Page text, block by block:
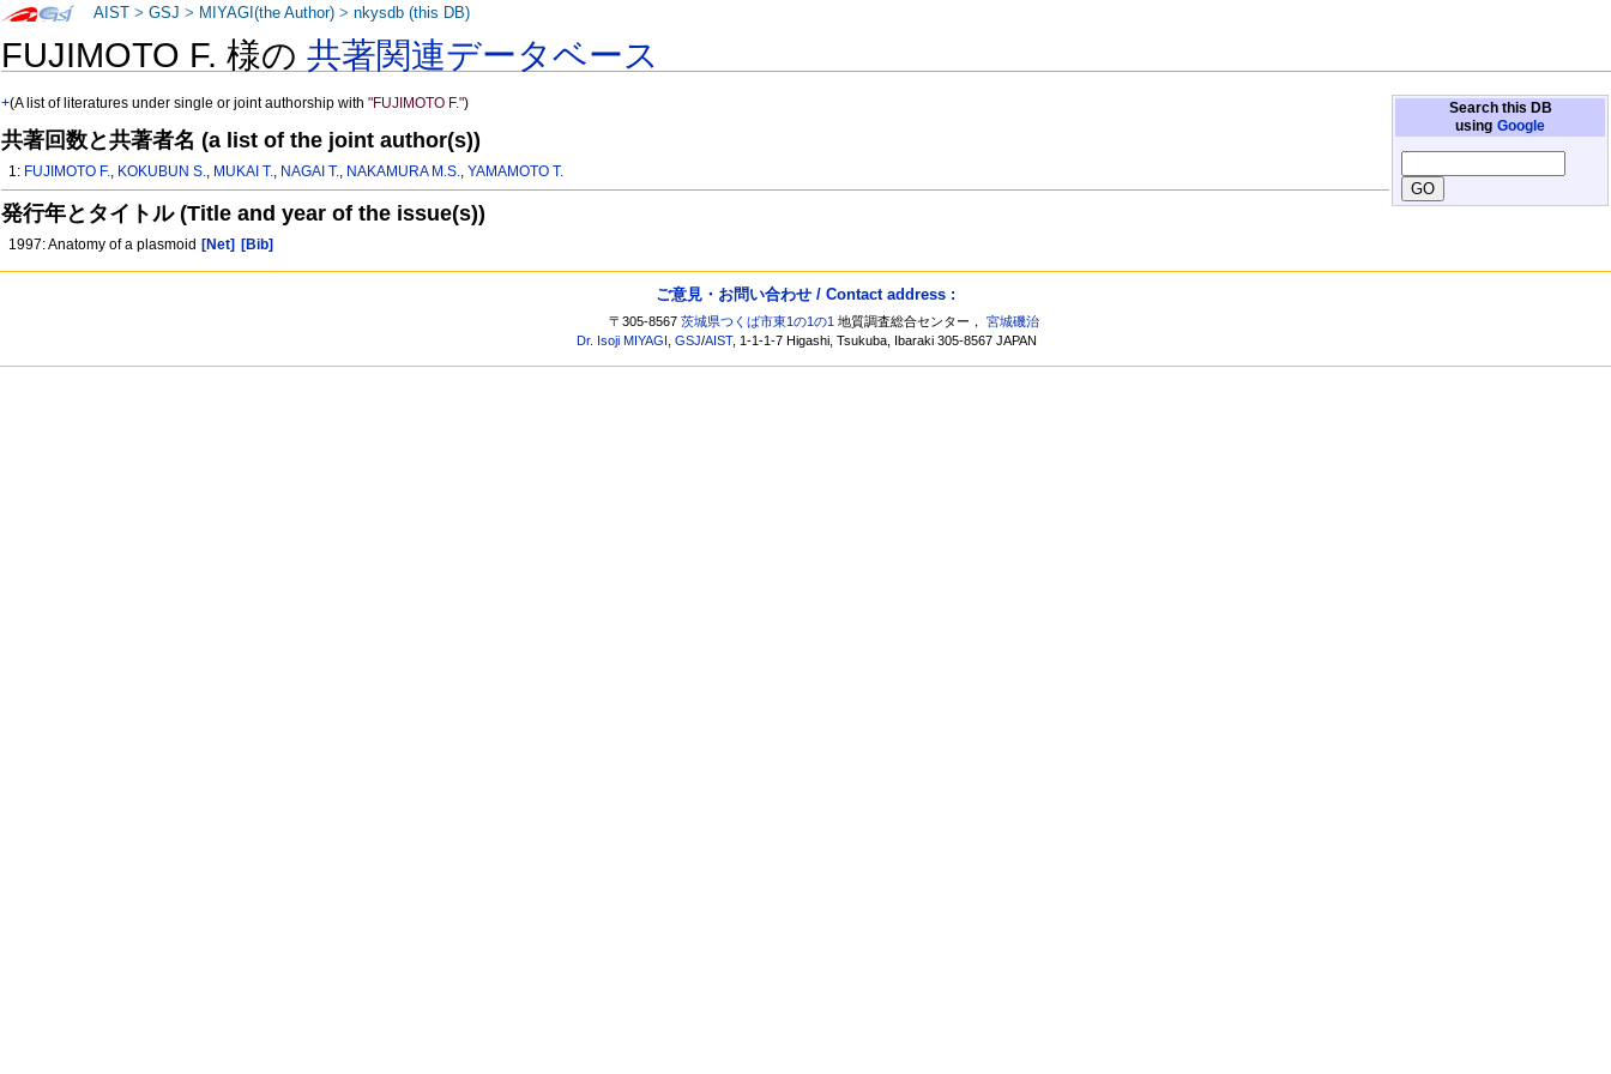
FUJIMOTO F. 様の共著関連データベース
Search this DB
using Google
+(A list of literatures under single or joint authorship with"FUJIMOTO F.")
共著回数と共著者名 (a list of the joint author(s))
1: FUJIMOTO F., KOKUBUN S., MUKAI T., NAGAI T., NAKAMURA M.S.,YAMAMOTO T.
発行年とタイトル (Title and year of the issue(s))
1997: Anatomy of a plasmoid [Net] [Bib]
AIST >GSJ > MIYAGI(the Author) >nkysdb (this DB)
ご意見・お問い合わせ / Contact address :
〒305-8567茨城県つくば市東1の1の1 地質調査総合センター，宮城磯治
Dr. Isoji MIYAGI ,GSJ/AIST, 1-1-1-7 Higashi, Tsukuba, Ibaraki 305-8567 JAPAN